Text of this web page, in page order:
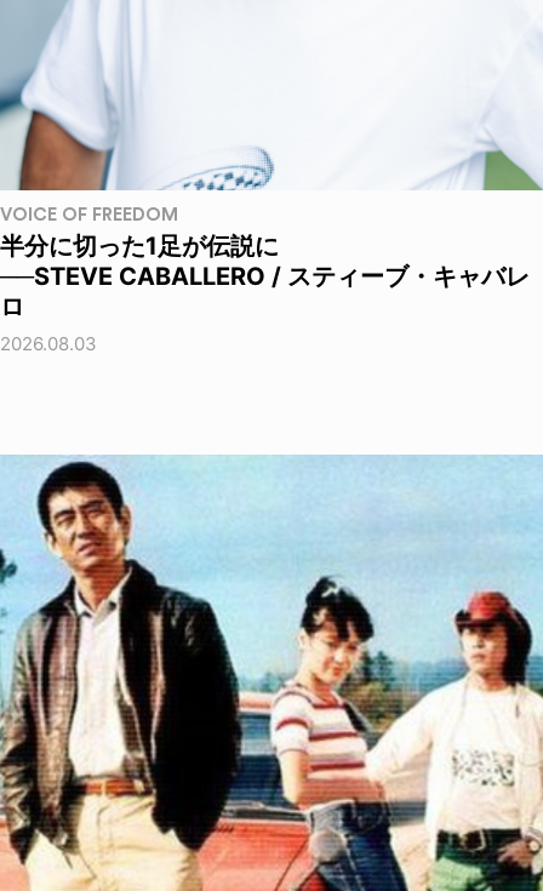
VOICE OF FREEDOM
半分に切った1足が伝説に
──STEVE CABALLERO / スティーブ・キャバレ
ロ
2026.08.03